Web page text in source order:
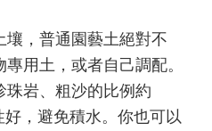
壤，普通園藝土絕對不
用土，或者自己調配。
珠岩、粗沙的比例約
好，避免積水。你也可以